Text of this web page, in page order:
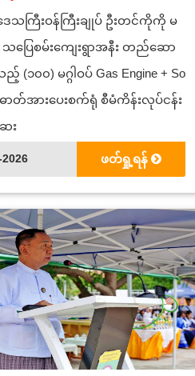
ေသကြီးဝန်ကြီးချုပ် ဦးတင်ကိုကို မ
ပြေစမ်းကျေးရွာအနီး တည်ဆော
၀၀) မဂ္ဂါဝပ် Gas Engine + So
ဓာတ်အားပေးစက်ရုံ စီမံကိန်းလုပ်ငန်း
း
2026 ဖတ်ရှု့ရန်